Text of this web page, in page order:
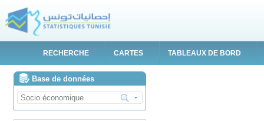
RECHERCHE CARTES TABLEAUX DE BORD
Base de données